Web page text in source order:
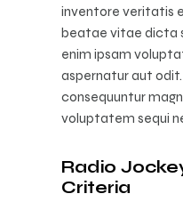
inventore veritatis
beatae vitae dicta
enim ipsam
aspernatur aut
consequuntur
voluptatem sequi
Radio
Criteria